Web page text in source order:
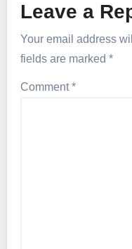
Leave a
Your email address
fields are marked *
Comment*